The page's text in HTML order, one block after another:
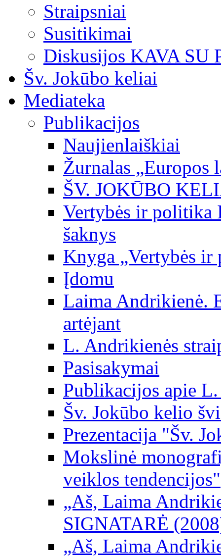
Straipsniai
Susitikimai
Diskusijos KAVA SU
Šv. Jokūbo keliai
Mediateka
Publikacijos
Naujienlaiškiai
Žurnalas „Europos
ŠV. JOKŪBO
Vertybės ir politika
šaknys
Knyga „Vertybės
Įdomu
Laima Andrikienė.
artėjant
L. Andrikienės
Pasisakymai
Publikacijos apie
Šv. Jokūbo kelio
Prezentacija "Šv.
Mokslinė
veiklos tendencijos"
„Aš, Laima
SIGNATARĖ
„Aš, Laima